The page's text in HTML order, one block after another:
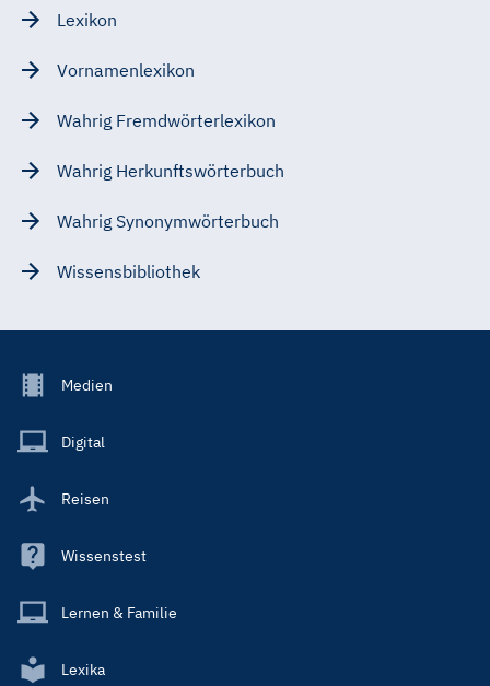
Lexikon
Vornamenlexikon
Wahrig Fremdwörterlexikon
Wahrig Herkunftswörterbuch
Wahrig Synonymwörterbuch
Wissensbibliothek
Footer
Main
Medien
Digital
Reisen
Wissenstest
Lernen & Familie
Lexika